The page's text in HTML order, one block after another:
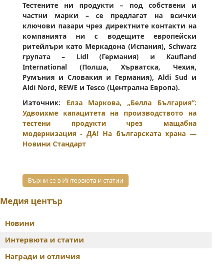
Тестените ни продукти – под собствени и
частни марки – се предлагат на всички
ключови пазари чрез директните контакти на
компанията ни с водещите европейски
ритейлъри като Меркадона (Испания), Schwarz
групата – Lidl (Германия) и Kaufland
International (Полша, Хърватска, Чехия,
Румъния и Словакия и Германия), Aldi Sud и
Aldi Nord, REWE и Tesco (Централна Европа).
Източник: Елза Маркова, „Белла България”:
Удвоихме капацитета на производството на
тестени продукти чрез мащабна
модернизация - ДА! На българската храна —
Новини Стандарт
Върни се в Интервюта и статии
Медия център
Новини
Интервюта и статии
Награди и отличия